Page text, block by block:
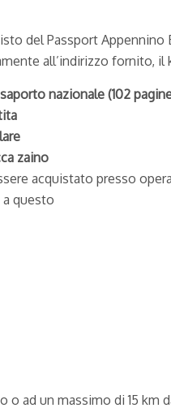
del Passport
all’indirizzo fornito, il
nazionale (102
zaino
acquistato presso
questo
ad un massimo di 15 km